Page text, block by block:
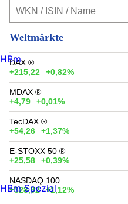
Weltmärkte
DAX ®
+215,22
+0,82%
MDAX ®
+4,79
+0,01%
TecDAX ®
+54,26
+1,37%
E-STOXX 50 ®
+25,58
+0,39%
NASDAQ 100
+328,92
+1,12%
HBm
HBm Spezial